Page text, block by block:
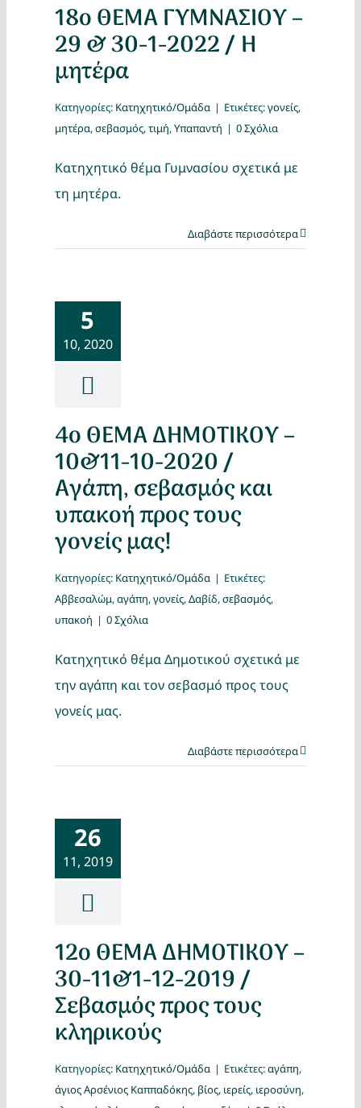
18ο ΘΕΜΑ ΓΥΜΝΑΣΙΟΥ –
29 & 30-1-2022 / Η
μητέρα
Κατηγορίες: Κατηχητικό/Ομάδα | Ετικέτες:γονείς,
μητέρα,σεβασμός,τιμή,Υπαπαντή | 0 Σχόλια
Κατηχητικό θέμα Γυμνασίου σχετικά με
τη μητέρα.
Διαβάστε περισσότερα
5
10, 2020
4ο ΘΕΜΑ ΔΗΜΟΤΙΚΟΥ –
10&11-10-2020 /
Αγάπη, σεβασμός και
υπακοή προς τους
γονείς μας!
Κατηγορίες: Κατηχητικό/Ομάδα | Ετικέτες:
Αββεσαλώμ,αγάπη,γονείς,Δαβίδ,σεβασμός,
υπακοή | 0 Σχόλια
Κατηχητικό θέμα Δημοτικού σχετικά με
την αγάπη και τον σεβασμό προς τους
γονείς μας.
Διαβάστε περισσότερα
26
11, 2019
12o ΘΕΜΑ ΔΗΜΟΤΙΚΟΥ –
30-11&1-12-2019 /
Σεβασμός προς τους
κληρικούς
Κατηγορίες: Κατηχητικό/Ομάδα | Ετικέτες:αγάπη,
άγιος Αρσένιος Καππαδόκης, βίος, ιερείς, ιεροσύνη,